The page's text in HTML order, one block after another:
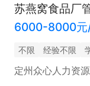
苏燕窝食品厂
6000-8000元
不限 经验不限
定州众心人力资